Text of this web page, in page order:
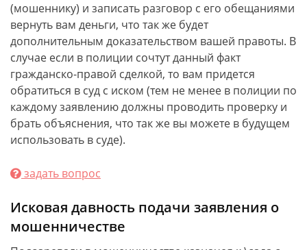
(мошеннику) и записать разговор с его обещаниями
вернуть вам деньги, что так же будет
дополнительным доказательством вашей правоты. В
случае если в полиции сочтут данный факт
гражданско-правой сделкой, то вам придется
обратиться в суд с иском (тем не менее в полиции по
каждому заявлению должны проводить проверку и
брать объяснения, что так же вы можете в будущем
использовать в суде).
задать вопрос
Исковая давность подачи заявления о
мошенничестве